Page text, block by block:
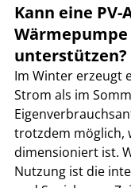
Kann eine
unterstützen?
Im Winter erzeugt
Strom als im
trotzdem möglich,
dimensioniert ist.
Nutzung ist die